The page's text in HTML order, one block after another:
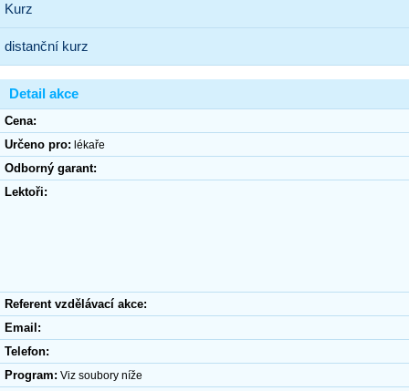
Kurz
distanční kurz
Detail akce
Cena:
Určeno pro: lékaře
Odborný garant:
Lektoři:
Referent vzdělávací akce:
Email:
Telefon:
Program: Viz soubory níže